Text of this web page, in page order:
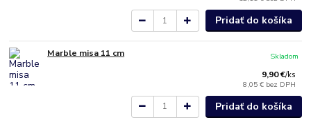
Pridať do košíka
Marble misa 11 cm
9,90 €/ks
8,05 € bez DPH
Skladom
Pridať do košíka